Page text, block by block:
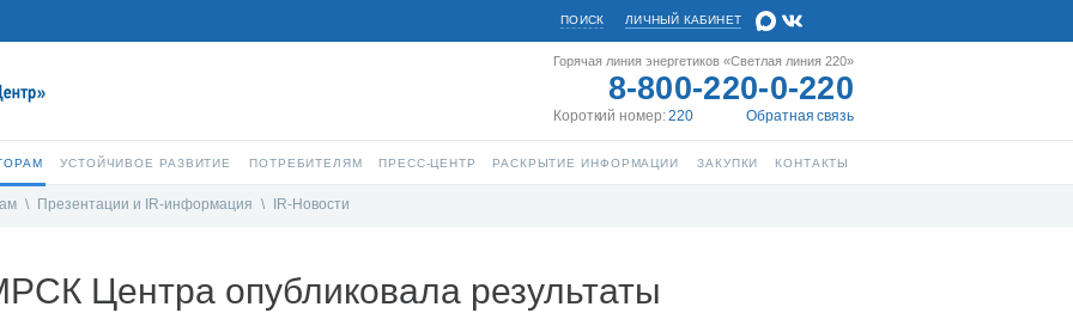
ЛИЧНЫЙ КАБИНЕТ
ПОИСК
Горячая линия энергетиков «Светлая линия 220»
8-800-220-0-220
Короткий номер:220 Обратная связь
УСТОЙЧИВОЕ РАЗВИТИЕ ПОТРЕБИТЕЛЯМ ПРЕСС-ЦЕНТР РАСКРЫТИЕ ИНФОРМАЦИИ ЗАКУПКИ КОНТАКТЫ
\ Презентации и IR-информация \ IR-Новости
Центра опубликовала результаты